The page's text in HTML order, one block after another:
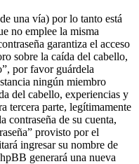
una vía) por lo tanto está
no emplee la misma
garantiza el acceso
sobre la caída del cabello,
por favor guárdela
ningún miembro
del cabello, experiencias y
tercera parte, legítimamente
contraseña de su cuenta,
provisto por el
ingresar su nombre de
generará una nueva